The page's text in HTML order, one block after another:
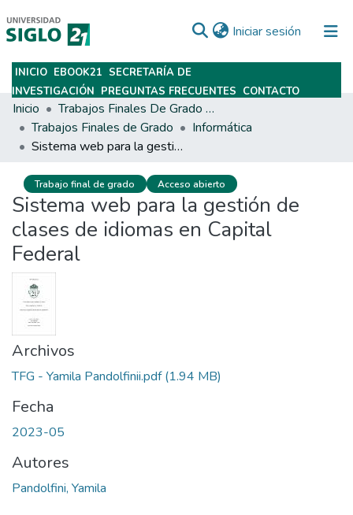
Iniciar sesión (current)
Subir
INICIO EBOOK21 SECRETARÍA DE
INVESTIGACIÓN PREGUNTAS FRECUENTES CONTACTO
Inicio
Trabajos Finales De Grado Y Posgrado
Trabajos Finales de Grado
Informática
Sistema web para la gestión de clases de idiomas en Capital Federal
Trabajo final de grado Acceso abierto
Sistema web para la gestión de
clases de idiomas en Capital
Federal
Archivos
TFG - Yamila Pandolfinii.pdf(1.94 MB)
Fecha
2023-05
Autores
Pandolfini, Yamila